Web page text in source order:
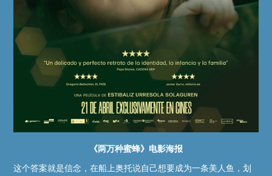
《两万种蜜蜂》电影海报
这个答案就是信念，在船上奥托说自己想要成为一条美人鱼，划